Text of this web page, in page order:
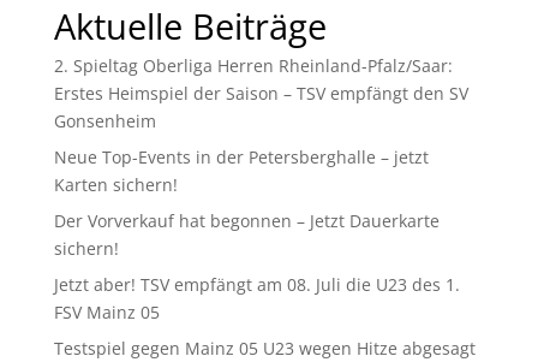
Aktuelle Beiträge
2. Spieltag Oberliga Herren Rheinland-Pfalz/Saar:
Erstes Heimspiel der Saison – TSV empfängt den SV
Gonsenheim
Neue Top-Events in der Petersberghalle – jetzt
Karten sichern!
Der Vorverkauf hat begonnen – Jetzt Dauerkarte
sichern!
Jetzt aber! TSV empfängt am 08. Juli die U23 des 1.
FSV Mainz 05
Testspiel gegen Mainz 05 U23 wegen Hitze abgesagt